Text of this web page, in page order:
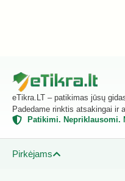
eTikra.LT – patikimas jūsų
Padedame rinktis atsakingai ir
Patikimi. Nepriklausomi.
Pirkėjams